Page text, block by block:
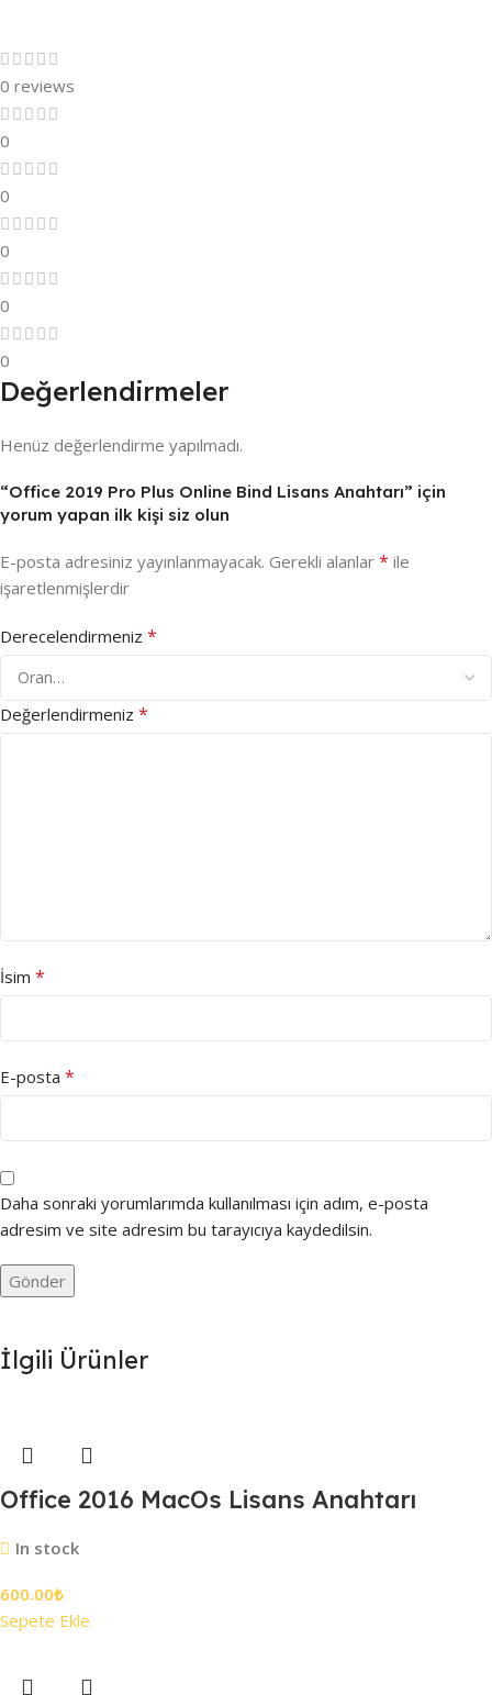
0 reviews
0
0
0
0
0
Değerlendirmeler
Henüz değerlendirme yapılmadı.
“Office 2019 Pro Plus Online Bind Lisans Anahtarı” için
yorum yapan ilk kişi siz olun
E-posta adresiniz yayınlanmayacak. Gerekli alanlar * ile
işaretlenmişlerdir
Derecelendirmeniz *
Değerlendirmeniz *
İsim *
E-posta *
Daha sonraki yorumlarımda kullanılması için adım, e-posta
adresim ve site adresim bu tarayıcıya kaydedilsin.
İlgili Ürünler
Office 2016 MacOs Lisans Anahtarı
In stock
600.00₺
Sepete Ekle